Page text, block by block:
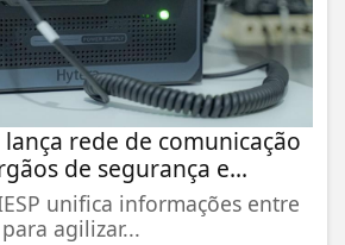
rede de comunicação
de segurança e...
unifica informações entre
agilizar...